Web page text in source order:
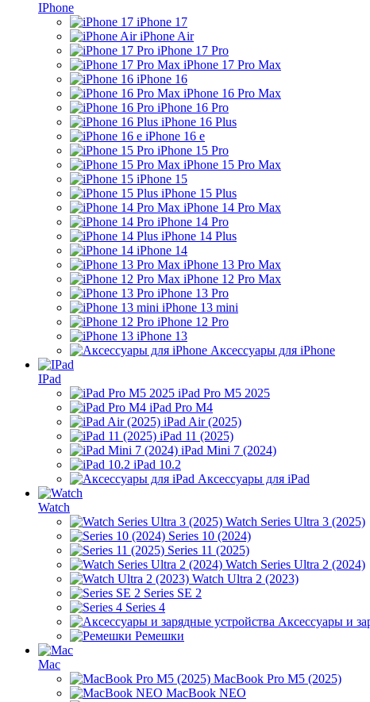
IPhone
iPhone 17
iPhone Air
iPhone 17 Pro
iPhone 17 Pro Max
iPhone 16
iPhone 16 Pro Max
iPhone 16 Pro
iPhone 16 Plus
iPhone 16 e
iPhone 15 Pro
iPhone 15 Pro Max
iPhone 15
iPhone 15 Plus
iPhone 14 Pro Max
iPhone 14 Pro
iPhone 14 Plus
iPhone 14
iPhone 13 Pro Max
iPhone 12 Pro Max
iPhone 13 Pro
iPhone 13 mini
iPhone 12 Pro
iPhone 13
Аксессуары для iPhone
IPad
iPad Pro M5 2025
iPad Pro M4
iPad Air (2025)
iPad 11 (2025)
iPad Mini 7 (2024)
iPad 10.2
Аксессуары для iPad
Watch
Watch Series Ultra 3 (2025)
Series 10 (2024)
Series 11 (2025)
Watch Series Ultra 2 (2024)
Watch Ultra 2 (2023)
Series SE 2
Series 4
Аксессуары и
Ремешки
Mac
MacBook Pro M5 (2025)
MacBook NEO